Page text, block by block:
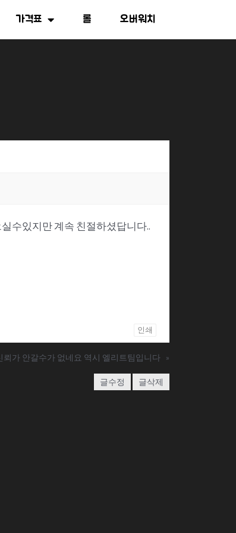
가격표 롤 오버워치
수있지만 계속 친절하셨답니다..
인쇄
뢰가 안갈수가 없네요 역시 엘리트팀입니다 »
글수정 글삭제